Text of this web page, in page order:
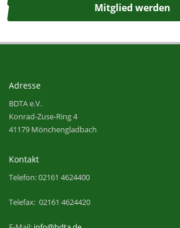
Mitglied werden
Adresse
BDTA e.V.
Konrad-Zuse-Ring 4
41179 Mönchengladbach
Kontakt
Telefon: 02161 4624400
Telefax: 02161 4624420